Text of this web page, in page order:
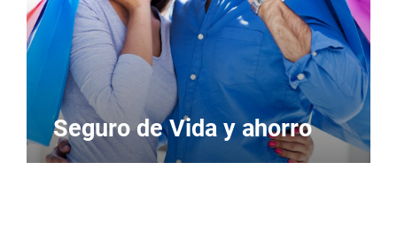
Seguro de Vida y ahorro